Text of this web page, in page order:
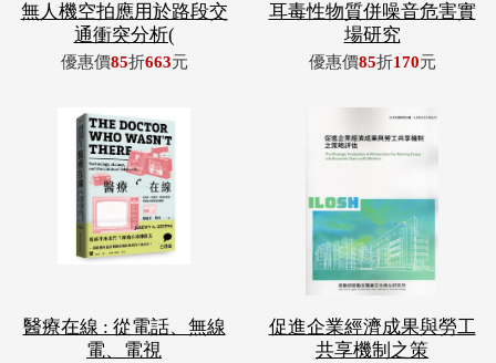
無人機空拍應用於路段交
通衝突分析(
優惠價85折663元
耳毒性物質併噪音危害實
場研究
優惠價85折170元
醫療在線 : 從電話、無線
電、電視
促進企業經濟成果與勞工
共享機制之策